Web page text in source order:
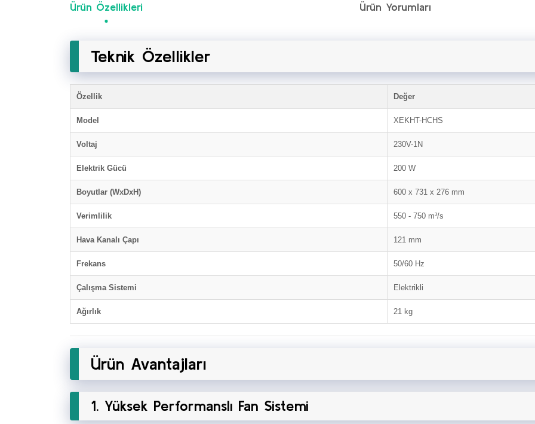
Ürün Özellikleri Ürün Yorumları
Teknik Özellikler
Özellik Değer
Model XEKHT-HCHS
Voltaj 230V-1N
Elektrik Gücü 200 W
Boyutlar (WxDxH) 600 x 731 x 276 mm
Verimlilik 550 - 750 m³/s
Hava Kanalı Çapı 121 mm
Frekans 50/60 Hz
Çalışma Sistemi Elektrikli
Ağırlık 21 kg
Ürün Avantajları
1. Yüksek Performanslı Fan Sistemi